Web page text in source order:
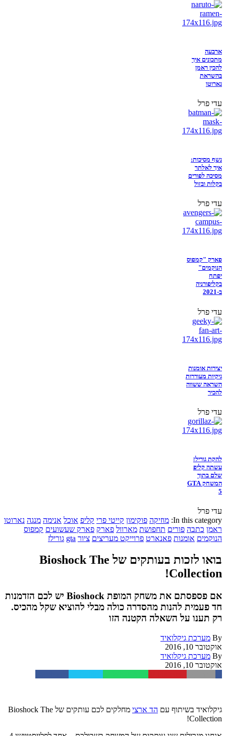
ארבעה
מתכונים איך
להכין ראמן
בהשראת
נארוטו
עדי פרל
נשף מסיכות:
איך לאלתר
מסיכה לפורים
בקלות ובזול
עדי פרל
פארק "קמפוס
הנוקמים"
יפתח
בקליפורניה
ב-2021
עדי פרל
יצירות אומנות
גיקיות מעוררות
השראה ששווה
להכיר
עדי פרל
להקת גורילז
עשתה קליפ
שלם בתוך
המשחק GTA
5
עדי פרל
In this category: מוזיקה פוקימון קייטי פרי קליפ אוכל אנימה מנגה נארוטו
ראמן כתבה פורים תחפושת מארוול פארק פארק שעשועים קמפוס
הנוקמים אומנות פאנארט פרוייקט מעריצים ציור gta גורילז
בואו לזכות בעותקים של Bioshock The
Collection!
אם פספסתם את משחק המופת Bioshock יש לכם הזדמנות
חד פעמית להנות מהסדרה כולה מבלי להוציא שקל מהכיס.
רק תענו על השאלה הקטנה הזו
By מערכת גיקלואיד
אוקטובר 10, 2016
By מערכת גיקלואיד
אוקטובר 10, 2016
גיקלואיד בשיתוף עם הד ארצי
מחלקים לכם עותקים של Bioshock The
Collection!